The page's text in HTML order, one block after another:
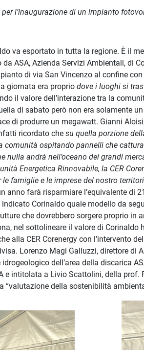
per l’inaugurazione di un impianto
va esportato in tutta la regione. È il
da ASA, Azienda Servizi Ambientali, di
di via San Vincenzo al confine
giornata era proprio dove i luoghi si
il valore dell’interazione tra la
di sabato però non era solamente
di produrre un megawatt. Gianni
ricordato che su quella porzione
comunità ospitando pannelli che
nulla andrà nell’oceano dei grandi
Energetica Rinnovabile, la CER
le famiglie e le imprese del nostro
anno farà risparmiare l’equivalente di
Corinaldo quale modello da
che dovrebbero sorgere proprio
nel sottolineare il valore di
alla CER Corenergy con l’intervento
Lorenzo Magi Galluzzi, direttore di
dell’area della discarica
e intitolata a Livio Scattolini, della prof.
“valutazione della sostenibilità